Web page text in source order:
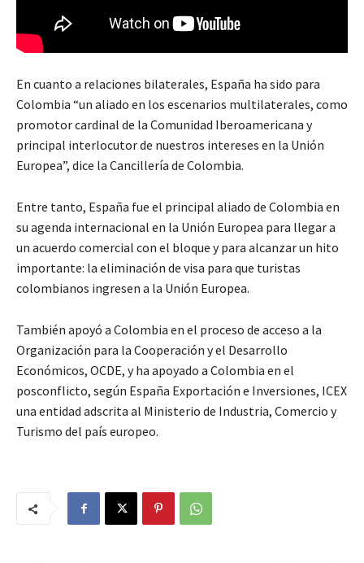
En cuanto a relaciones bilaterales, España ha sido para
Colombia “un aliado en los escenarios multilaterales, como
promotor cardinal de la Comunidad Iberoamericana y
principal interlocutor de nuestros intereses en la Unión
Europea”, dice la Cancillería de Colombia.
Entre tanto, España fue el principal aliado de Colombia en
su agenda internacional en la Unión Europea para llegar a
un acuerdo comercial con el bloque y para alcanzar un hito
importante: la eliminación de visa para que turistas
colombianos ingresen a la Unión Europea.
También apoyó a Colombia en el proceso de acceso a la
Organización para la Cooperación y el Desarrollo
Económicos, OCDE, y ha apoyado a Colombia en el
posconflicto, según España Exportación e Inversiones, ICEX
una entidad adscrita al Ministerio de Industria, Comercio y
Turismo del país europeo.